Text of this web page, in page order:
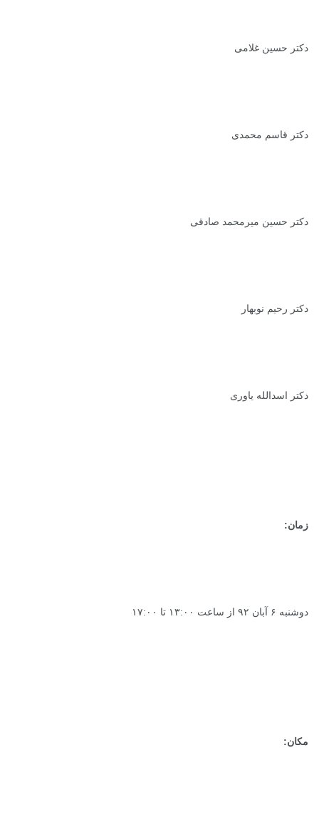
دکتر حسین غلامی
دکتر قاسم محمدی
دکتر حسین میرمحمد صادقی
دکتر رحیم نوبهار
دکتر اسدالله یاوری
زمان:
دوشنبه ۶ آبان ۹۲ از ساعت ۱۳:۰۰ تا ۱۷:۰۰
مکان: